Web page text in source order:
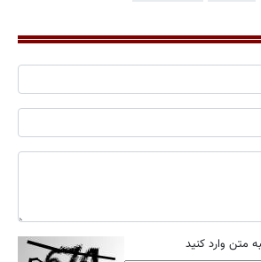
متن وارد کنید